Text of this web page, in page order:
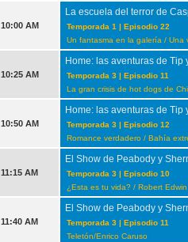
10:00 AM
La escuela del terror de
Temporada 1 | Episodio 22
Un fantasma en la galería / Una
10:25 AM
Home: las aventuras de Tip
Temporada 3 | Episodio 11
La gran crisis de hot dogs de
10:50 AM
Home: las aventuras de Tip
Temporada 3 | Episodio 12
Romance verdadero / Bahía
11:15 AM
El Show de Peabody y
Temporada 3 | Episodio 10
¿Esta es tu vida? / Robert
11:40 AM
El Show de Peabody y
Temporada 3 | Episodio 11
Teletón/Enrico Caruso